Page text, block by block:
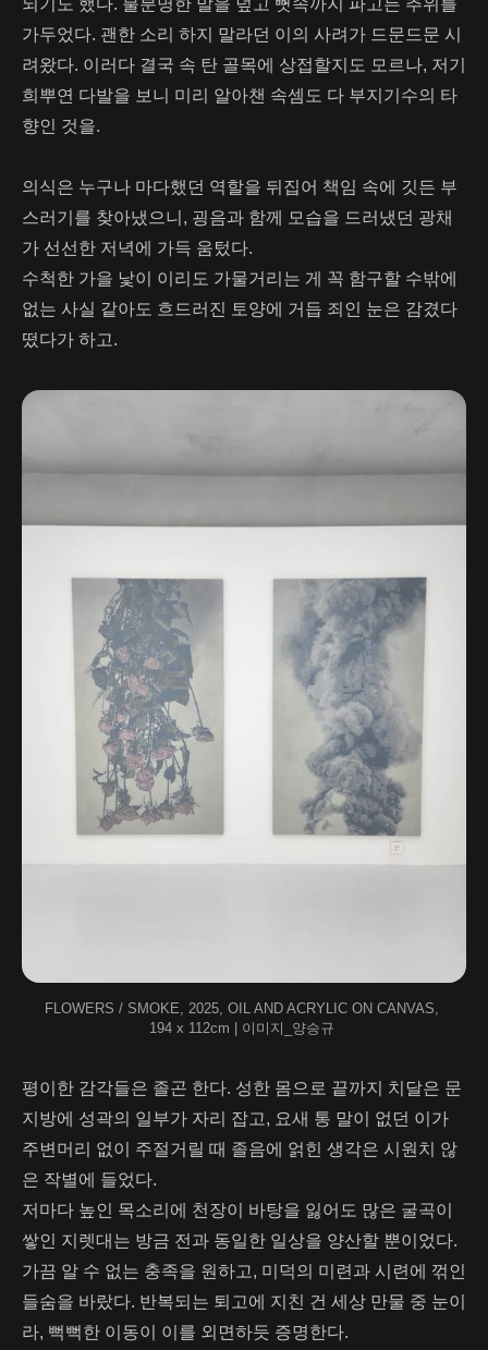
되기도 했다. 불분명한 말을 덮고 뼛속까지 파고든 추위를
가두었다. 괜한 소리 하지 말라던 이의 사려가 드문드문 시
려왔다. 이러다 결국 속 탄 골목에 상접할지도 모르나, 저기
희뿌연 다발을 보니 미리 알아챈 속셈도 다 부지기수의 타
향인 것을.
의식은 누구나 마다했던 역할을 뒤집어 책임 속에 깃든 부
스러기를 찾아냈으니, 굉음과 함께 모습을 드러냈던 광채
가 선선한 저녁에 가득 움텄다.
수척한 가을 낯이 이리도 가물거리는 게 꼭 함구할 수밖에
없는 사실 같아도 흐드러진 토양에 거듭 죄인 눈은 감겼다
떴다가 하고.
FLOWERS / SMOKE, 2025, OIL AND ACRYLIC ON CANVAS,
194 x 112cm | 이미지_양승규
평이한 감각들은 졸곤 한다. 성한 몸으로 끝까지 치달은 문
지방에 성곽의 일부가 자리 잡고, 요새 통 말이 없던 이가
주변머리 없이 주절거릴 때 졸음에 얽힌 생각은 시원치 않
은 작별에 들었다.
저마다 높인 목소리에 천장이 바탕을 잃어도 많은 굴곡이
쌓인 지렛대는 방금 전과 동일한 일상을 양산할 뿐이었다.
가끔 알 수 없는 충족을 원하고, 미덕의 미련과 시련에 꺾인
들숨을 바랐다. 반복되는 퇴고에 지친 건 세상 만물 중 눈이
라, 뻑뻑한 이동이 이를 외면하듯 증명한다.